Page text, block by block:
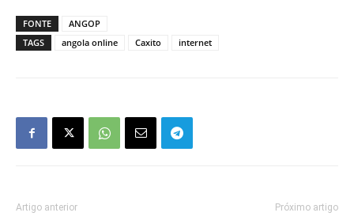
FONTE
ANGOP
TAGS
angola online Caxito internet
Artigo anterior Próximo artigo